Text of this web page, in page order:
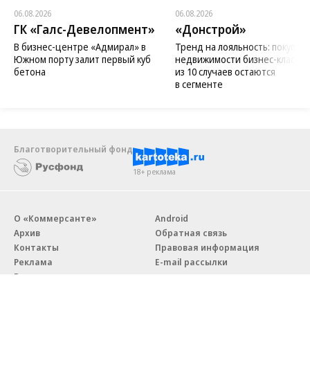
06.08.2026
ГК «Галс-Девелопмент»
В бизнес-центре «Адмирал» в
Южном порту залит первый куб
бетона
06.08.2026
«Донстрой»
Тренд на лояльность:
недвижимости бизнес-класса
из 10 случаев остаются
в сегменте
Благотворительный фонд
18+ реклама
О «Коммерсанте»
Архив
Контакты
Реклама
Вакансии
Android
Обратная связь
Правовая информация
E-mail рассылки